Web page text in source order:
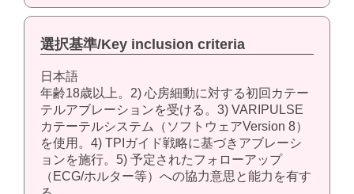
選択基準/Key inclusion criteria
日本語
年齢18歳以上。2) 心房細動に対する初回カテー
テルアブレーションを受ける。3) VARIPULSE
カテーテルシステム（ソフトウェアVersion 8）
を使用。4) TPIガイド戦略に基づきアブレーシ
ョンを施行。5) 予定されたフォローアップ
（ECG/ホルター等）への協力意思と能力を有す